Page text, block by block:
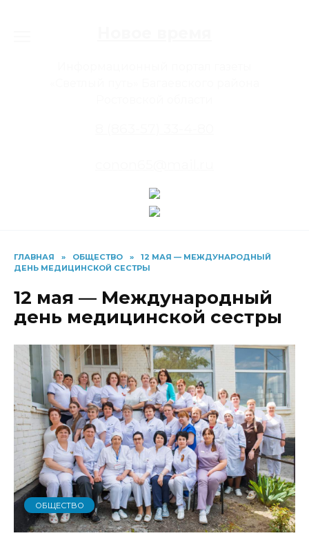
ГЛАВНАЯ » ОБЩЕСТВО »
12 МАЯ — МЕЖДУНАРОДНЫЙ
ДЕНЬ МЕДИЦИНСКОЙ СЕСТРЫ
12 мая — Международный
день медицинской сестры
ОБЩЕСТВО